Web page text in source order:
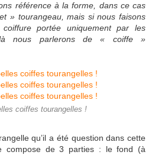
référence à la forme, dans ce cas
» tourangeau, mais si nous faisons
portée uniquement par les
nous parlerons de « coiffe »
coiffes tourangelles !
qu’il a été question dans cette
compose de 3 parties : le fond (à